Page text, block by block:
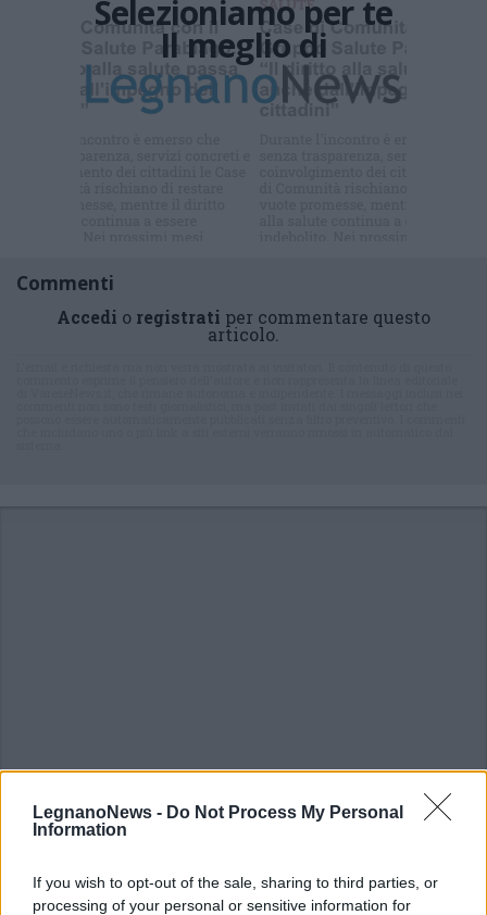
LegnanoNews - Do Not Process My Personal
Information
If you wish to opt-out of the sale, sharing to third parties, or
processing of your personal or sensitive information for
Selezioniamo per te
Il meglio di
Commenti
Accedi o registrati per commentare questo
articolo.